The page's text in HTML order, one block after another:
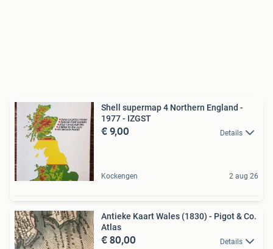
Shell supermap 4 Northern England -
1977 - IZGST
€ 9,00 Details
Kockengen 2 aug 26
Antieke Kaart Wales (1830) - Pigot & Co.
Atlas
€ 80,00 Details